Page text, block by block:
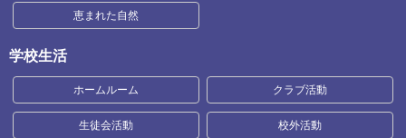
恵まれた自然
学校生活
ホームルーム クラブ活動
生徒会活動 校外活動